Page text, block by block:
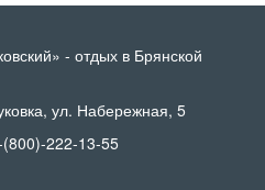
- отдых в Брянской
ул. Набережная, 5
222-13-55